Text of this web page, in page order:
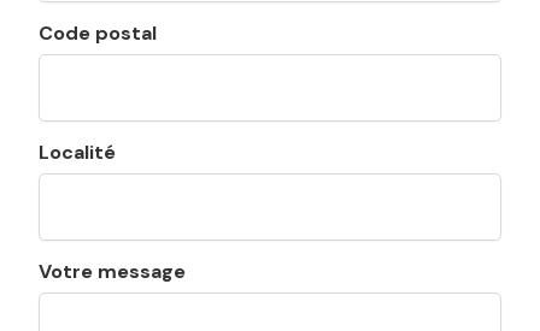
Code postal
Localité
Votre message